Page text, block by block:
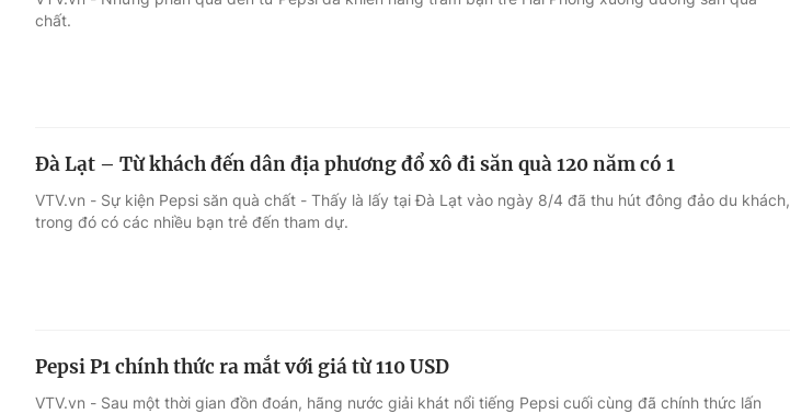
chất.
Đà Lạt – Từ khách đến dân địa phương đổ xô đi săn quà 120 năm có 1
VTV.vn - Sự kiện Pepsi săn quà chất - Thấy là lấy tại Đà Lạt vào ngày 8/4 đã thu hút đông đảo du khách,
trong đó có các nhiều bạn trẻ đến tham dự.
Pepsi P1 chính thức ra mắt với giá từ 110 USD
VTV.vn - Sau một thời gian đồn đoán, hãng nước giải khát nổi tiếng Pepsi cuối cùng đã chính thức lấn